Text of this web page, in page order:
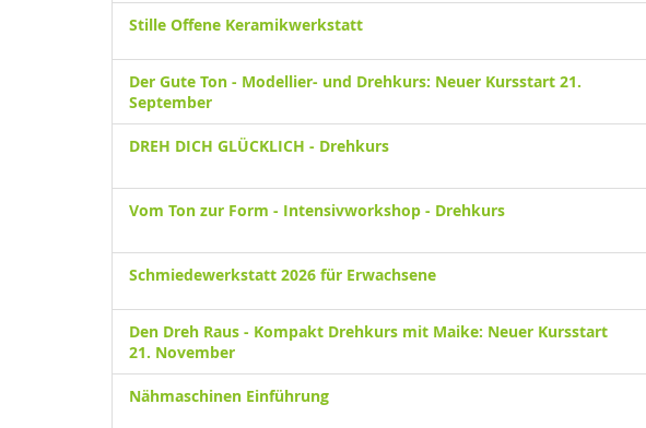
Stille Offene Keramikwerkstatt
Der Gute Ton - Modellier- und Drehkurs: Neuer Kursstart 21.
September
DREH DICH GLÜCKLICH - Drehkurs
Vom Ton zur Form - Intensivworkshop - Drehkurs
Schmiedewerkstatt 2026 für Erwachsene
Den Dreh Raus - Kompakt Drehkurs mit Maike: Neuer Kursstart
21. November
Nähmaschinen Einführung